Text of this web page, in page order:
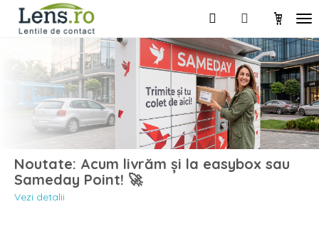
Noutate: Acum livrăm și la easybox sau
Sameday Point! 🚀
Vezi detalii